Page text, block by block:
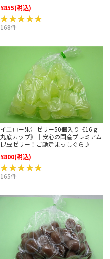
¥855(税込)
★★★★★
★★★★★
168件
イエロー果汁ゼリー50個入り《16ｇ
丸底カップ》｜安心の国産プレミアム
昆虫ゼリー！ご馳走まっしぐら♪
¥800(税込)
★★★★★
★★★★★
165件